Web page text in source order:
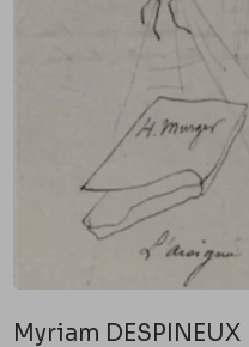
Myriam DESPINEUX